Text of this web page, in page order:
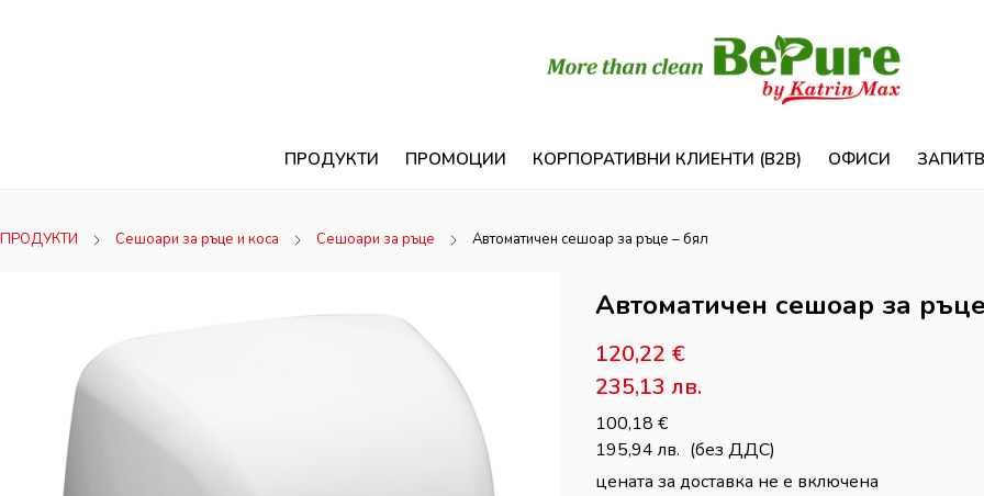
ПРОДУКТИ ПРОМОЦИИ КОРПОРАТИВНИ КЛИЕНТИ (B2B) ОФИСИ
ПРОДУКТИ Сешоари за ръце и коса Сешоари за ръце Автоматичен сешоар за ръце – бял
Автоматичен сешоар за
120,22 €
235,13 лв.
100,18 €
195,94 лв. (без ДДС)
цената за доставка не е включена